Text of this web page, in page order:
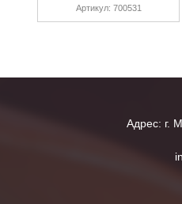
Артикул: 700531
Адрес: г.